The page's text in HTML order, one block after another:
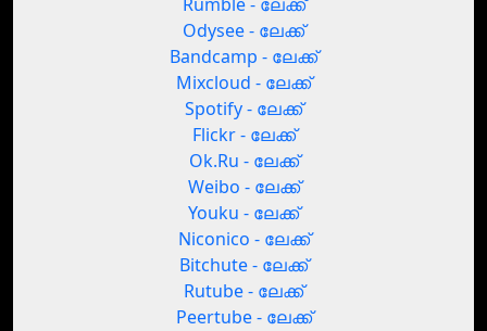
Odysee - ലേക്ക്
Bandcamp - ലേക്ക്
Mixcloud - ലേക്ക്
Spotify - ലേക്ക്
Flickr - ലേക്ക്
Ok.Ru - ലേക്ക്
Weibo - ലേക്ക്
Youku - ലേക്ക്
Niconico - ലേക്ക്
Bitchute - ലേക്ക്
Rutube - ലേക്ക്
Peertube - ലേക്ക്